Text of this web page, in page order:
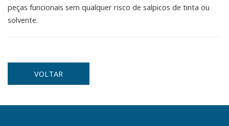
peças funcionais sem qualquer risco de salpicos de tinta ou
solvente.
VOLTAR